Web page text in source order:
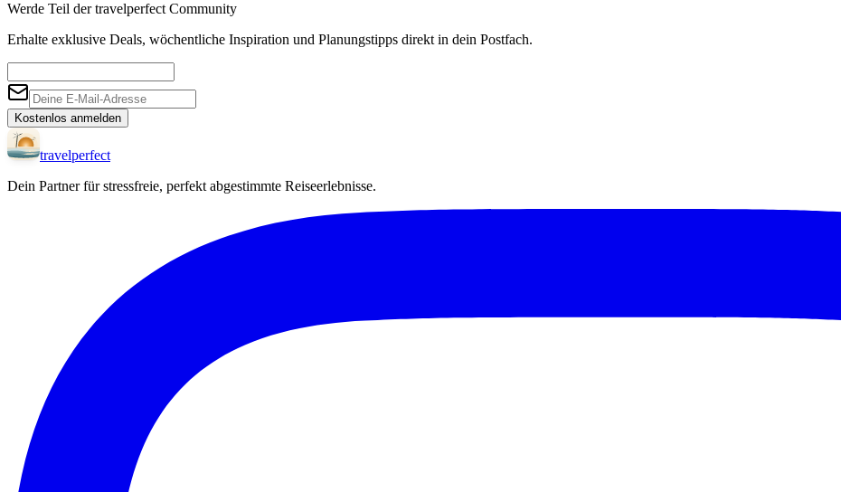
Werde Teil der travelperfect Community
Erhalte exklusive Deals, wöchentliche Inspiration und Planungstipps direkt in dein Postfach.
Kostenlos anmelden
travelperfect
Dein Partner für stressfreie, perfekt abgestimmte Reiseerlebnisse.